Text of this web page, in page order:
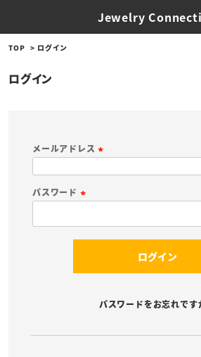
Jewelry
TOP ログイン
ログイン
メールアドレス
須
パスワード
ログイン
パスワードをお忘れです